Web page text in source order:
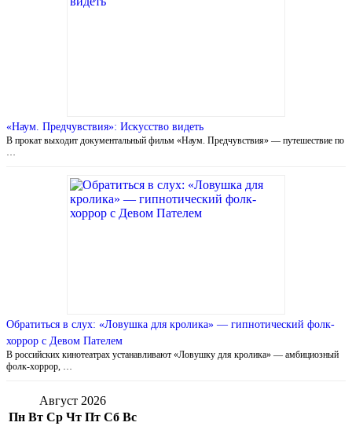
«Наум. Предчувствия»: Искусство видеть
В прокат выходит документальный фильм «Наум. Предчувствия» — путешествие по
Обратиться в слух: «Ловушка для кролика» — гипнотический фолк-
хоррор с Девом Пателем
В российских кинотеатрах устанавливают «Ловушку для кролика» — амбициозный
фолк-хоррор, …
Август 2026
Пн Вт Ср Чт Пт Сб Вс